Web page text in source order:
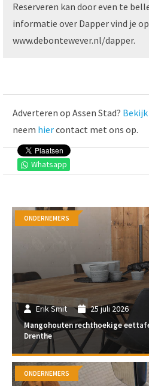
Reserveren kan door even te
informatie over Dapper vind je op
www.debontewever.nl/dapper.
Whatsapp
Adverteren op Assen Stad?
neem hiercontact met ons op.
Erik Smit 25 juli 2026
Mangohouten rechthoekige
Drenthe
ONDERNEMERS
ONDERNEMERS